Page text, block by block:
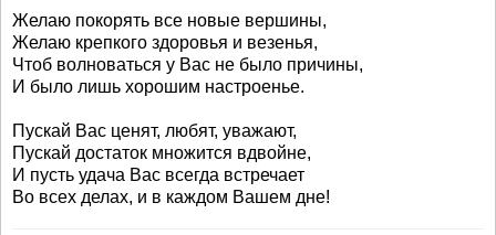
Желаю покорять все новые вершины,
Желаю крепкого здоровья и везенья,
Чтоб волноваться у Вас не было причины,
И было лишь хорошим настроенье.
Пускай Вас ценят, любят, уважают,
Пускай достаток множится вдвойне,
И пусть удача Вас всегда встречает
Во всех делах, и в каждом Вашем дне!